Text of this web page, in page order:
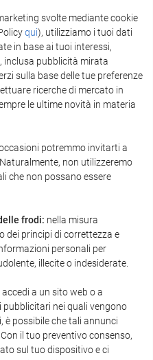
svolte mediante cookie
qui), utilizziamo i tuoi dati
in base ai tuoi interessi,
pubblicità mirata
sulla base delle tue preferenze
ricerche di mercato in
le ultime novità in materia
potremmo invitarti a
non utilizzeremo
che non possano essere
frodi: nella misura
dei principi di correttezza e
personali per
illecite o indesiderate.
a un sito web o a
pubblicitari nei quali vengono
possibile che tali annunci
il tuo preventivo consenso,
sul tuo dispositivo e ci